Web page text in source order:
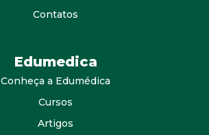
Contatos
Edumedica
Conheça a Edumédica
Cursos
Artigos